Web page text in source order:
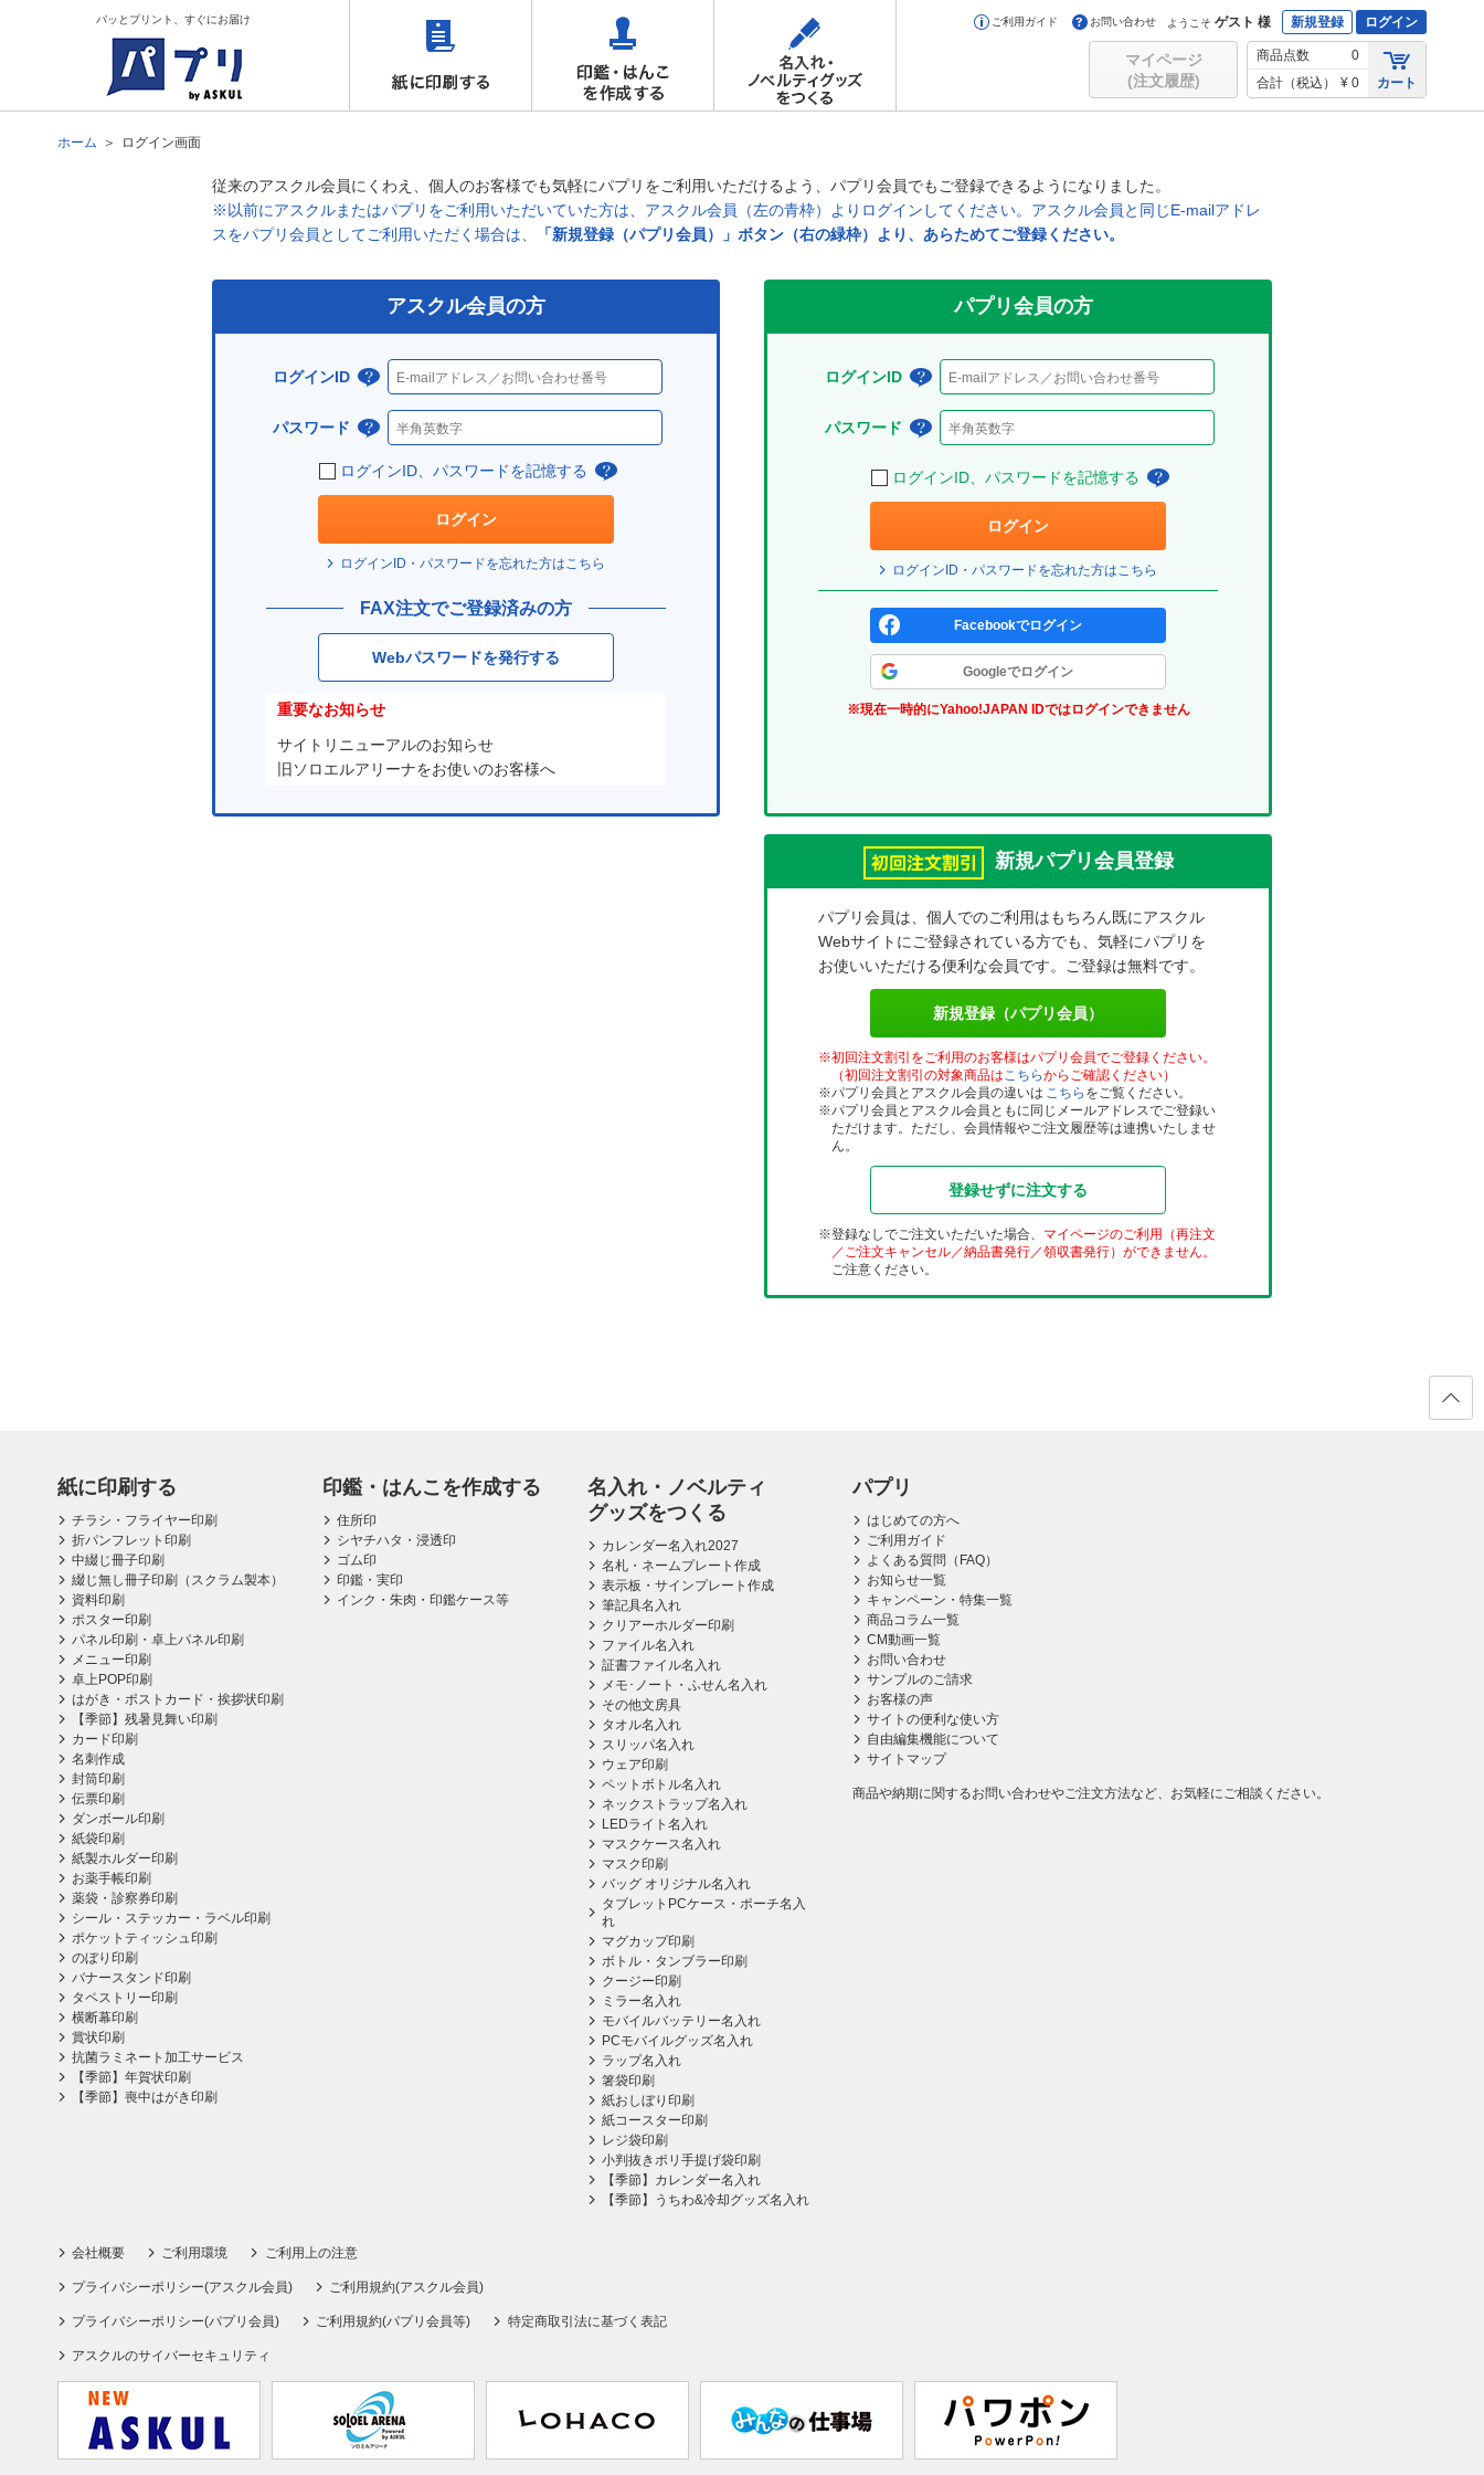
パッとプリント、すぐにお届け ご利用ガイド お問い合わせ ようこそ ゲスト 様 新規登録 ログイン
マイページ
(注文履歴)
商品点数
0
合計（税込）
¥ 0 カート
ホーム ログイン画面
従来のアスクル会員にくわえ、個人のお客様でも気軽にパプリをご利用いただけるよう、パプリ会員でもご登録できるようになりました。
※以前にアスクルまたはパプリをご利用いただいていた方は、アスクル会員（左の青枠）よりログインしてください。アスクル会員と同じE-mailアドレ
スをパプリ会員としてご利用いただく場合は、
「新規登録（パプリ会員）」ボタン（右の緑枠）より、あらためてご登録ください。
アスクル会員の方
ログインID
ログ
イン
は？
パスワード
パス
ワー
は？
ログインID、パスワードを記憶する
ログイン
ログインID・パスワードを忘れた方はこちら
FAX注文でご登録済みの方
Webパスワードを発行する
重要なお知らせ
サイトリニューアルのお知らせ
旧ソロエルアリーナをお使いのお客様へ
パプリ会員の方
ログインID
ログ
イン
は？
プ
リ)
パスワード
パス
ワー
ド
(パ
プ
リ)
ログインID、パスワードを記憶する
ク
リ)
ログイン
ログインID・パスワードを忘れた方はこちら
Facebookでログイン
Googleでログイン
※現在一時的にYahoo!JAPAN IDではログインできません
新規パプリ会員登録
パプリ会員は、個人でのご利用はもちろん既にアスクル
Webサイトにご登録されている方でも、気軽にパプリを
お使いいただける便利な会員です。ご登録は無料です。
新規登録（パプリ会員）
初回注文割引をご利用のお客様はパプリ会員でご登録ください。
（初回注文割引の対象商品はこちらからご確認ください）
パプリ会員とアスクル会員の違いは こちら をご覧ください。
パプリ会員とアスクル会員ともに同じメールアドレスでご登録い
ただけます。ただし、会員情報やご注文履歴等は連携いたしませ
ん。
登録せずに注文する
登録なしでご注文いただいた場合、 マイページのご利用（再注文
／ご注文キャンセル／納品書発行／領収書発行）ができません。
ご注意ください。
紙に印刷する
チラシ・フライヤー印刷
折パンフレット印刷
中綴じ冊子印刷
綴じ無し冊子印刷（スクラム製本）
資料印刷
ポスター印刷
パネル印刷・卓上パネル印刷
メニュー印刷
卓上POP印刷
はがき・ポストカード・挨拶状印刷
【季節】残暑見舞い印刷
カード印刷
名刺作成
封筒印刷
伝票印刷
ダンボール印刷
紙袋印刷
紙製ホルダー印刷
お薬手帳印刷
薬袋・診察券印刷
シール・ステッカー・ラベル印刷
ポケットティッシュ印刷
のぼり印刷
バナースタンド印刷
タペストリー印刷
横断幕印刷
賞状印刷
抗菌ラミネート加工サービス
【季節】年賀状印刷
【季節】喪中はがき印刷
印鑑・はんこを作成する
住所印
シヤチハタ・浸透印
ゴム印
印鑑・実印
インク・朱肉・印鑑ケース等
名入れ・ノベルティ
グッズをつくる
カレンダー名入れ2027
名札・ネームプレート作成
表示板・サインプレート作成
筆記具名入れ
クリアーホルダー印刷
ファイル名入れ
証書ファイル名入れ
メモ･ノート・ふせん名入れ
その他文房具
タオル名入れ
スリッパ名入れ
ウェア印刷
ペットボトル名入れ
ネックストラップ名入れ
LEDライト名入れ
マスクケース名入れ
マスク印刷
バッグ オリジナル名入れ
タブレットPCケース・ポーチ名入
れ
マグカップ印刷
ボトル・タンブラー印刷
クージー印刷
ミラー名入れ
モバイルバッテリー名入れ
PCモバイルグッズ名入れ
ラップ名入れ
箸袋印刷
紙おしぼり印刷
紙コースター印刷
レジ袋印刷
小判抜きポリ手提げ袋印刷
【季節】カレンダー名入れ
【季節】うちわ&冷却グッズ名入れ
パプリ
はじめての方へ
ご利用ガイド
よくある質問（FAQ）
お知らせ一覧
キャンペーン・特集一覧
商品コラム一覧
CM動画一覧
お問い合わせ
サンプルのご請求
お客様の声
サイトの便利な使い方
自由編集機能について
サイトマップ
商品や納期に関するお問い合わせやご注文方法など、お気軽にご相談ください。
会社概要 ご利用環境 ご利用上の注意
プライバシーポリシー(アスクル会員) ご利用規約(アスクル会員)
プライバシーポリシー(パプリ会員) ご利用規約(パプリ会員等) 特定商取引法に基づく表記
アスクルのサイバーセキュリティ